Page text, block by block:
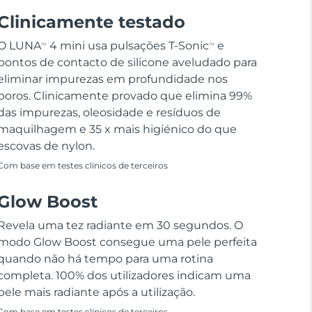
testado
LUNATM 4 mini usa pulsações T-SonicTM
e
de contacto de silicone aveludado para
impurezas em profundidade nos
Clinicamente provado que elimina 99%
impurezas, oleosidade e resíduos de
e 35 x mais higiénico do que
de nylon.
base em testes clínicos de terceiros
Boost
uma tez radiante em 30 segundos. O
Glow Boost consegue uma pele perfeita
não há tempo para uma rotina
100% dos utilizadores indicam uma
mais radiante após a utilização.